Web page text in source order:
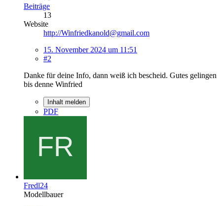
Beiträge
13
Website
http://Winfriedkanold@gmail.com
15. November 2024 um 11:51
#2
Danke für deine Info, dann weiß ich bescheid. Gutes gelingen
bis denne Winfried
Inhalt melden
PDF
Fredl24
Modellbauer